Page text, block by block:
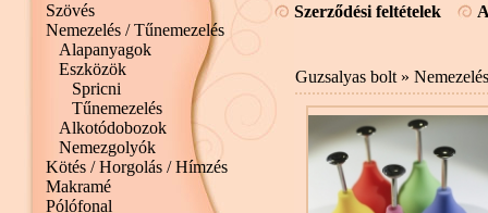
Szerződési feltételek
Guzsalyas bolt »
Szövés
Nemezelés / Tűnemezelés
Alapanyagok
Eszközök
Spricni
Tűnemezelés
Alkotódobozok
Nemezgolyók
Kötés / Horgolás / Hímzés
Makramé
Pólófonal